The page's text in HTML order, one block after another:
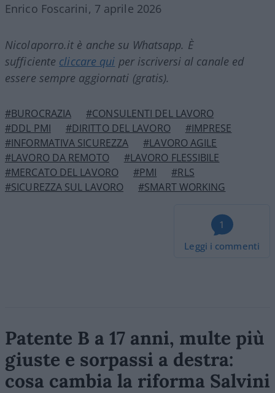
Enrico Foscarini, 7 aprile 2026
Nicolaporro.it è anche su Whatsapp. È
sufficiente cliccare qui per iscriversi al canale ed
essere sempre aggiornati (gratis).
#BUROCRAZIA
#CONSULENTI DEL LAVORO
#DDL PMI
#DIRITTO DEL LAVORO
#IMPRESE
#INFORMATIVA SICUREZZA
#LAVORO AGILE
#LAVORO DA REMOTO
#LAVORO FLESSIBILE
#MERCATO DEL LAVORO
#PMI
#RLS
#SICUREZZA SUL LAVORO
#SMART WORKING
1
Leggi i commenti
Patente B a 17 anni, multe più
giuste e sorpassi a destra:
cosa cambia la riforma Salvini